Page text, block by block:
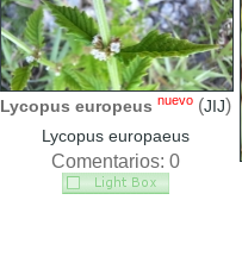
Lycopus europeus nuevo(JIJ)
Lycopus europaeus
Comentarios: 0